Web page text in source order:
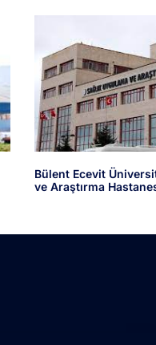
Bülent Ecevit
ve Araştırma